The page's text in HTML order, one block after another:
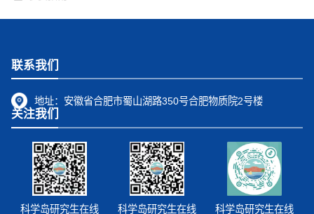
联系我们
地址： 安徽省合肥市蜀山湖路350号合肥物质院2号楼
关注我们
科学岛研究生在线 科学岛研究生在线 科学岛研究生在线